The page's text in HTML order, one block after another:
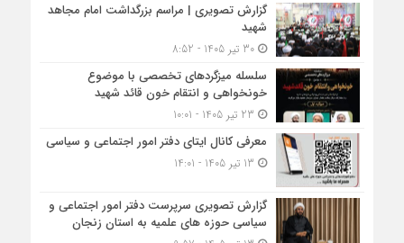
گزارش تصویری | مراسم بزرگداشت امام مجاهد
شهید
30 تیر 1405 - 8:52
سلسله میزگردهای تخصصی با موضوع
خونخواهی و انتقام خون قائد شهید
معرفی کانال ایتای دفتر امور اجتماعی و سیاسی
گزارش تصویری سرپرست دفتر امور اجتماعی و
سیاسی حوزه های علمیه به استان زنجان